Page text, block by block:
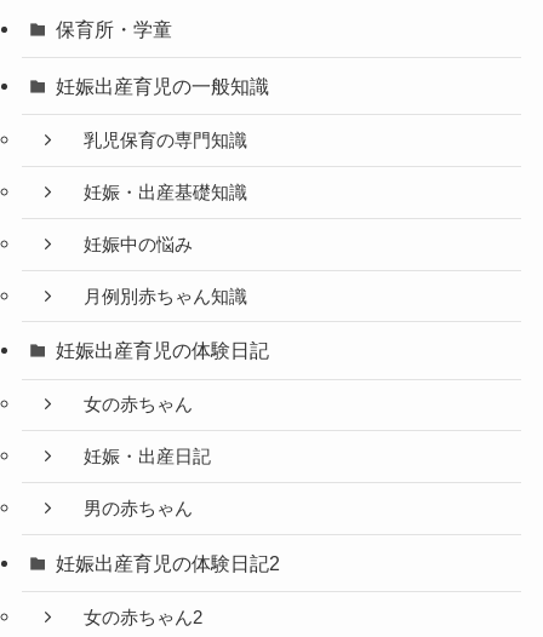
保育所・学童
妊娠出産育児の一般知識
乳児保育の専門知識
妊娠・出産基礎知識
妊娠中の悩み
月例別赤ちゃん知識
妊娠出産育児の体験日記
女の赤ちゃん
妊娠・出産日記
男の赤ちゃん
妊娠出産育児の体験日記2
女の赤ちゃん2